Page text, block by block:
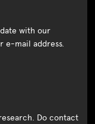
with our
e-mail address.
Do contact